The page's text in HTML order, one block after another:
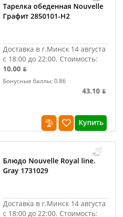
Тарелка обеденная Nouvelle
Графит 2850101-Н2
Доставка в г.Минск 14 августа
с 18:00 до 22:00. Стоимость:
10.00 ƃ
Бонусные баллы: 0.86
43.10 ƃ
Купить
Блюдо Nouvelle Royal line.
Gray 1731029
Доставка в г.Минск 14 августа
с 18:00 до 22:00. Стоимость: